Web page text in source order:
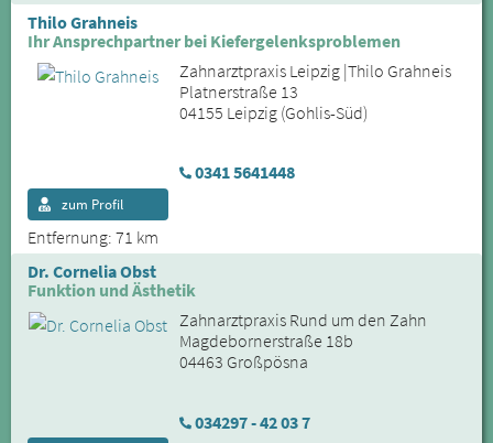
Thilo Grahneis
Ihr Ansprechpartner bei Kiefergelenksproblemen
Zahnarztpraxis Leipzig |Thilo Grahneis
Platnerstraße 13
04155 Leipzig (Gohlis-Süd)
0341 5641448
Entfernung: 71 km
zum Profil
Dr. Cornelia Obst
Funktion und Ästhetik
Zahnarztpraxis Rund um den Zahn
Magdebornerstraße 18b
04463 Großpösna
034297 - 42 03 7